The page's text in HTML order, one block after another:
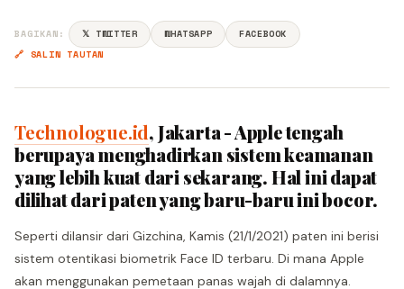
BAGIKAN: 𝕏 TWITTER WHATSAPP
FACEBOOK
🔗 SALIN TAUTAN
Technologue.id, Jakarta - Apple tengah
berupaya menghadirkan sistem keamanan
yang lebih kuat dari sekarang. Hal ini dapat
dilihat dari paten yang baru-baru ini bocor.
Seperti dilansir dari Gizchina, Kamis (21/1/2021) paten ini berisi
sistem otentikasi biometrik Face ID terbaru. Di mana Apple
akan menggunakan pemetaan panas wajah di dalamnya.